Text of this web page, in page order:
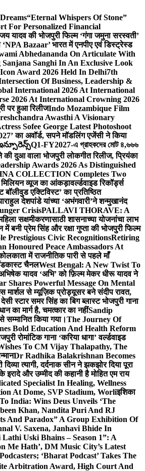
“Eternal Whispers Of Stone”
For Personalized Financial
यादव की भोजपुरी फिल्म ‘गंगा जमुना सरस्वती’
Bazaar’ भारत में एनपीए एवं डिस्ट्रेस्ड
Abhedananda On Articulate With
Sanghi In An Exclusive Look
Award 2026 Held In Delhi7th
Of Business, Leadership &
International 2026 At International
2026 At International Crowning 2026
पर हुआ रिलीजIndo Mozambique Film
Awasthi A Visionary
Sofee George Latest Photoshoot
का अवॉर्ड, सपने मॉडलिंग एजेंसी ने किया
Q1-FY2027-এ গ্রাহকদের মোট ৪,৬৬৬
दुआ वाला भोजपुरी लोकगीत रिलीज, प्रियंका
Awards 2026 As Distinguished
COLLECTION Completes Two
मिलियन व्यूज का आंकड़ावर्ल्डवाइड रिकॉर्ड्स
एक्टिविस्ट’ का प्रतिष्ठित
राहुल देशपांडे यांच्या ‘अभंगवारी’ने शन्मुखानंद
CrisisPALLAVI THORAVE: A
सक्षमीकरणासाठी शासनाच्या योजनांचा लाभ
में बनी प्रेम सिंह और रक्षा गुप्ता की भोजपुरी फिल्म
Prestigious Civic RecognitionsRetiring
Honoured Peace Ambassadors At
में राजनीतिक पारी से पहले माँ
चैनलWest Bengal: A New Twist To
यादव ‘अभि’ को फ़िल्म मेकर धीरू यादव ने
Shares Powerful Message On Mental
मार्शल से म्यूज़िक प्रोड्यूसर बने संदीप रावत,
देसी स्टार समर सिंह का बिग ब्लास्ट भोजपुरी गाना
का मार्ग है, चमत्कार का नहींSandip
सम्मानित किया गया।The Journey Of
Bold Education And Health Reform
रोमांटिक गाना ‘करिया धागा’ वर्ल्डवाइड
To CM Vijay Thalapathy, The
Dr Radhika Balakrishnan Becomes
त्यागी, दर्दनाक सीन ने झकझोर दिया पूरा
इरादे और उम्मीद की कहानी है मोहित एम राय
Specialist In Healing, Wellness
At Dome, SVP Stadium, Worliइशिका
India: Wins Deus Unveils ‘The
Khan, Nandita Puri And RJ
And Paradox” A Group Exhibition Of
V. Saxena, Janhavi Bhide In
Lathi Uski Bhains – Season 1”: A
Me Hath’, DM Music City’s Latest
‘Bharat Podcast’ Takes The
Arbitration Award, High Court And